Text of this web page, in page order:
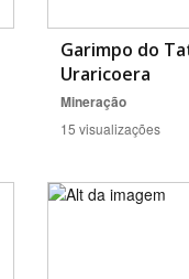
Garimpo do
Uraricoera
Mineração
15 visualizações